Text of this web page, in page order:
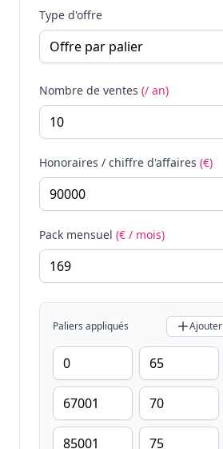
Type d'offre
Nombre de ventes (/ an)
Honoraires / chiffre d'affaires (€)
Pack mensuel (€ / mois)
Paliers appliqués Ajouter